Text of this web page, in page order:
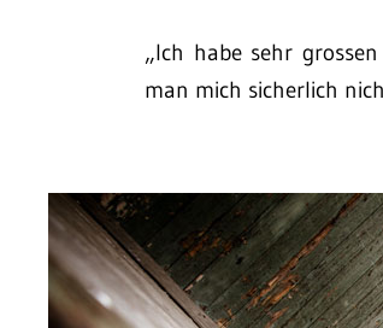
„Ich habe sehr
man mich sicherlich